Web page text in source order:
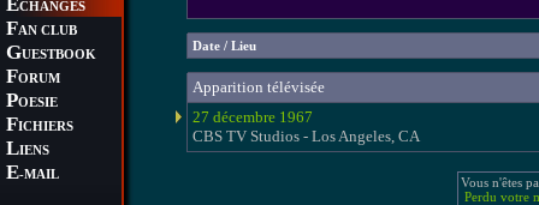
CHANGES
FAN CLUB
GUESTBOOK
FORUM
POESIE
FICHIERS
LIENS
E-MAIL
Date / Lieu
Apparition télévisée
27 décembre 1967
CBS TV Studios - Los Angeles, CA
Vous n'êtes
Perdu votre